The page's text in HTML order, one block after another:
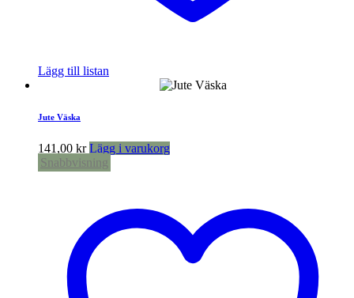
Lägg till listan
Jute Väska
141,00 kr Lägg i varukorg
Snabbvisning